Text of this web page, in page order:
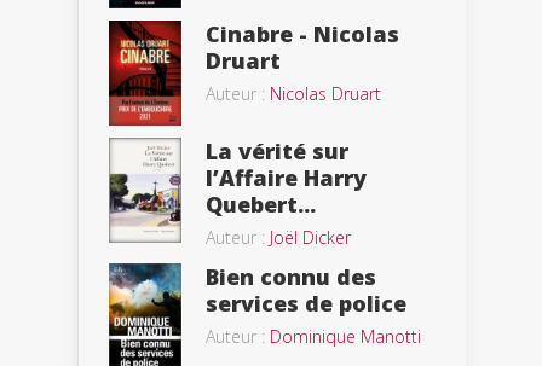
Cinabre - Nicolas
Druart
Auteur : Nicolas Druart
La vérité sur
l’Affaire Harry
Quebert...
Auteur : Joël Dicker
Bien connu des
services de police
Auteur : Dominique Manotti